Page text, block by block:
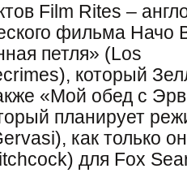
Film Rites –
фильма Начо
петля» (Los
который
«Мой обед с
планирует
как только
для Fox